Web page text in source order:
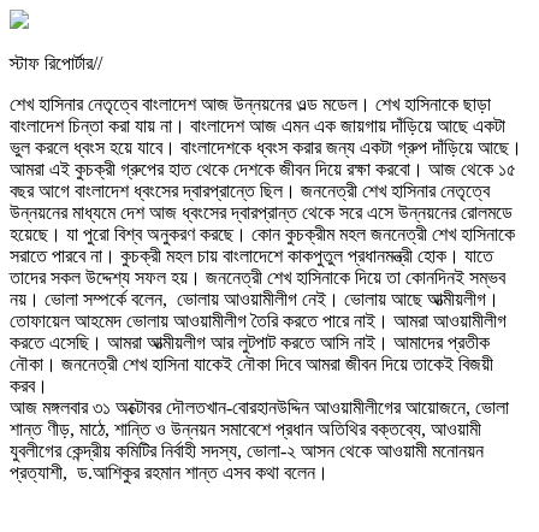
স্টাফ রিপোর্টার//
শেখ হাসিনার নেতৃত্বে বাংলাদেশ আজ উন্নয়নের ওল্ড মডেল। শেখ হাসিনাকে ছাড়া
বাংলাদেশ চিন্তা করা যায় না। বাংলাদেশ আজ এমন এক জায়গায় দাঁড়িয়ে আছে একটা
ভুল করলে ধ্বংস হয়ে যাবে। বাংলাদেশকে ধ্বংস করার জন্য একটা গ্রুপ দাঁড়িয়ে আছে।
আমরা এই কুচক্রী গ্রুপের হাত থেকে দেশকে জীবন দিয়ে রক্ষা করবো। আজ থেকে ১৫
বছর আগে বাংলাদেশ ধ্বংসের দ্বারপ্রান্তে ছিল। জননেত্রী শেখ হাসিনার নেতৃত্বে
উন্নয়নের মাধ্যমে দেশ আজ ধ্বংসের দ্বারপ্রান্ত থেকে সরে এসে উন্নয়নের রোলমডে
হয়েছে। যা পুরো বিশ্ব অনুকরণ করছে। কোন কুচক্রীম মহল জননেত্রী শেখ হাসিনাকে
সরাতে পারবে না। কুচক্রী মহল চায় বাংলাদেশে কাকপুতুল প্রধানমন্ত্রী হোক। যাতে
তাদের সকল উদ্দেশ্য সফল হয়। জননেত্রী শেখ হাসিনাকে দিয়ে তা কোনদিনই সম্ভব
নয়। ভোলা সম্পর্কে বলেন, ভোলায় আওয়ামীলীগ নেই। ভোলায় আছে আত্মীয়লীগ।
তোফায়েল আহমেদ ভোলায় আওয়ামীলীগ তৈরি করতে পারে নাই। আমরা আওয়ামীলীগ
করতে এসেছি। আমরা আত্মীয়লীগ আর লুটপাট করতে আসি নাই। আমাদের প্রতীক
নৌকা। জননেত্রী শেখ হাসিনা যাকেই নৌকা দিবে আমরা জীবন দিয়ে তাকেই বিজয়ী
করব।
আজ মঙ্গলবার ৩১ অক্টোবর দৌলতখান-বোরহানউদ্দিন আওয়ামীলীগের আয়োজনে, ভোলা
শান্ত ণীড়, মাঠে, শান্তি ও উন্নয়ন সমাবেশে প্রধান অতিথির বক্তব্যে, আওয়ামী
যুবলীগের কেন্দ্রীয় কমিটির নির্বাহী সদস্য, ভোলা-২ আসন থেকে আওয়ামী মনোনয়ন
প্রত্যাশী, ড.আশিকুর রহমান শান্ত এসব কথা বলেন।